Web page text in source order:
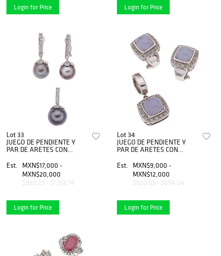
Login for Price Login for Price
Lot 33
JUEGO DE PENDIENTE Y
PAR DE ARETES CON
DIAMANTES EN PLATA
PALADIO
Est.
MXN$17,000 -
MXN$20,000
$983.23 - $1,156.74
Login for Price
Lot 34
JUEGO DE PENDIENTE Y
PAR DE ARETES CON
DIAMANTES EN ORO
BLANCO DE 14K Calcedonias
corte cabujÃƒÂ³n ~9.0 ct
Est.
MXN$9,000 -
MXN$12,000
$520.53 - $694.04
Login for Price